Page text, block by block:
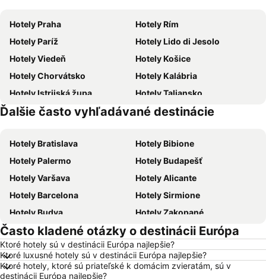
Hotely Praha
Hotely Rím
Hotely Paríž
Hotely Lido di Jesolo
Hotely Viedeň
Hotely Košice
Hotely Chorvátsko
Hotely Kalábria
Hotely Istrijská župa
Hotely Taliansko
Hotely Malorka
Hotely Malta
Ďalšie často vyhľadávané destinácie
Hotely Bratislava
Hotely Bibione
Hotely Palermo
Hotely Budapešť
Hotely Varšava
Hotely Alicante
Hotely Barcelona
Hotely Sirmione
Hotely Budva
Hotely Zakopané
Hotely Naples
Hotely Crikvenica
Hotely Vysoké Tatry
Hotely Sopot
Hotely Gdansk
Hotely Nice
Často kladené otázky o destinácii Európa
Ktoré hotely sú v destinácii Európa najlepšie?
Ktoré luxusné hotely sú v destinácii Európa najlepšie?
Ktoré hotely, ktoré sú priateľské k domácim zvieratám, sú v
destinácii Európa najlepšie?